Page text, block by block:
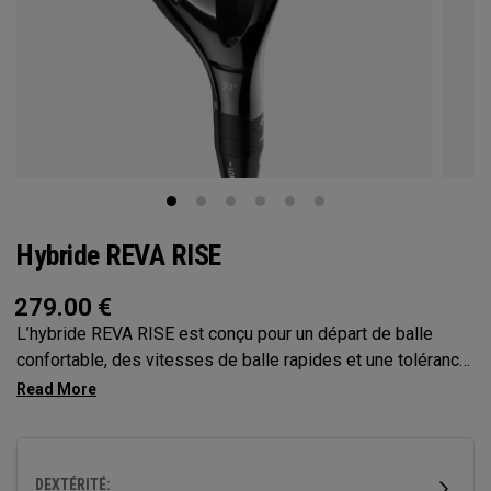
Hybride REVA RISE
279.00 €
L’hybride REVA RISE est conçu pour un départ de balle
confortable, des vitesses de balle rapides et une tolérance
maximale. Il intègre les dynamiques de swings féminins
DEXTÉRITÉ: